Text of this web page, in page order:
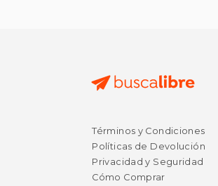
$ 62.12
$ 31.06 dcto.
Términos y Condiciones
Políticas de Devolución
Privacidad y Seguridad
Cómo Comprar